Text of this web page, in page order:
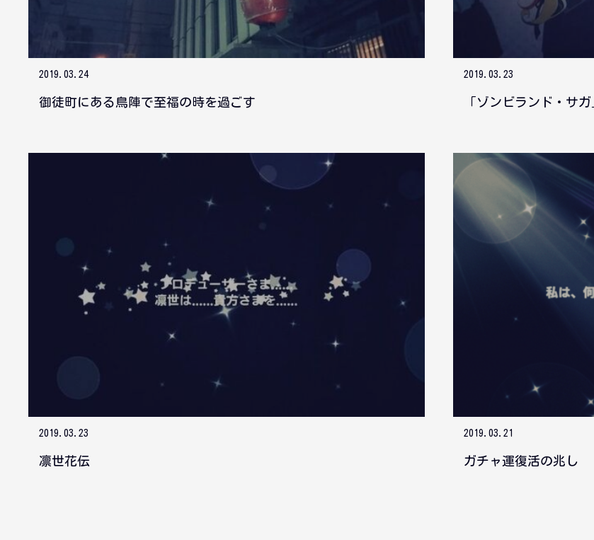
2019.03.24
御徒町にある鳥陣で至福の時を過ごす
2019.03.23
「ゾンビランド・サ
2019.03.23
凛世花伝
2019.03.21
ガチャ運復活の兆し